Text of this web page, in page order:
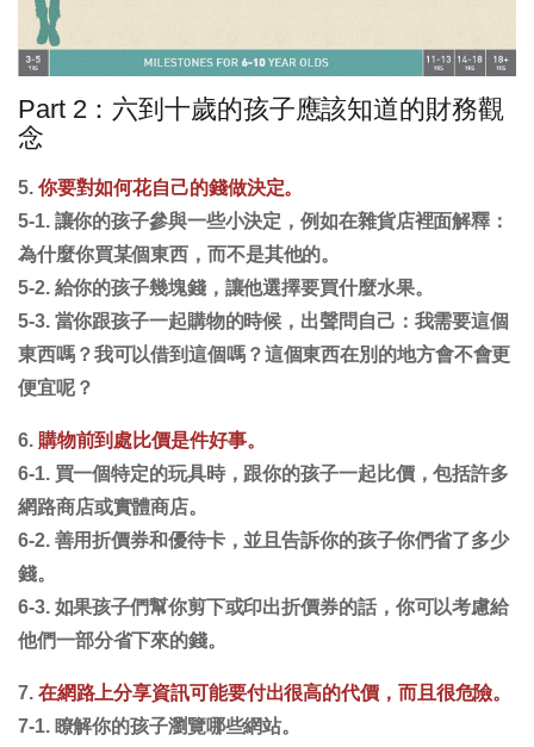
Part 2：六到十歲的孩子應該知道的財務觀
念
5. 你要對如何花自己的錢做決定。
5-1. 讓你的孩子參與一些小決定，例如在雜貨店裡面解釋：
為什麼你買某個東西，而不是其他的。
5-2. 給你的孩子幾塊錢，讓他選擇要買什麼水果。
5-3. 當你跟孩子一起購物的時候，出聲問自己：我需要這個
東西嗎？我可以借到這個嗎？這個東西在別的地方會不會更
便宜呢？
6. 購物前到處比價是件好事。
6-1. 買一個特定的玩具時，跟你的孩子一起比價，包括許多
網路商店或實體商店。
6-2. 善用折價券和優待卡，並且告訴你的孩子你們省了多少
錢。
6-3. 如果孩子們幫你剪下或印出折價券的話，你可以考慮給
他們一部分省下來的錢。
7. 在網路上分享資訊可能要付出很高的代價，而且很危險。
7-1. 瞭解你的孩子瀏覽哪些網站。